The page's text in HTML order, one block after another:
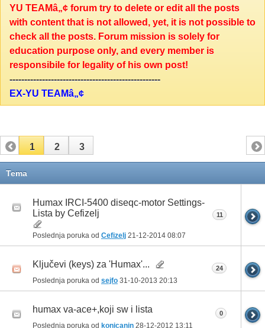
YU TEAMâ„¢ forum try to delete or edit all the posts
with content that is not allowed, yet, it is not possible to
check all the posts. Forum mission is solely for
education purpose only, and every member is
responsibile for legality of his own post!
---------------------------------------------------
EX-YU TEAMâ„¢
1 2 3
Tema
Humax IRCI-5400 diseqc-motor Settings-
Lista by Cefizelj
Poslednja poruka od Cefizelj 21-12-2014 08:07
11
Ključevi (keys) za 'Humax'...
Poslednja poruka od sejfo 31-10-2013 20:13
24
humax va-ace+,koji sw i lista
Poslednja poruka od konicanin 28-12-2012 13:11
0